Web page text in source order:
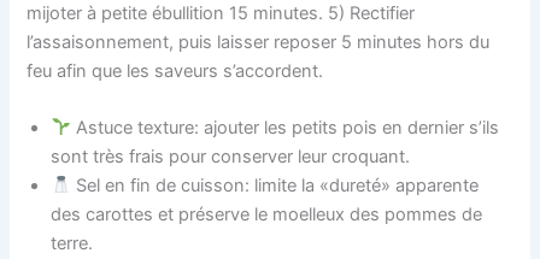
mijoter à petite ébullition 15 minutes. 5) Rectifier
l’assaisonnement, puis laisser reposer 5 minutes hors du
feu afin que les saveurs s’accordent.
Astuce texture: ajouter les petits pois en dernier s’ils
sont très frais pour conserver leur croquant.
Sel en fin de cuisson: limite la «dureté» apparente
des carottes et préserve le moelleux des pommes de
terre.